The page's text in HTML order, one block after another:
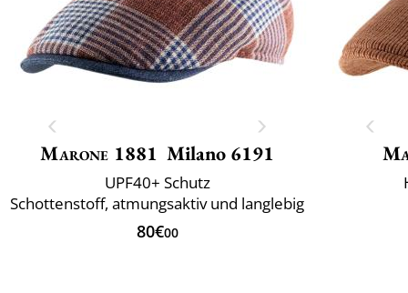
Marone 1881 Milano 6191
UPF40+ Schutz
Schottenstoff, atmungsaktiv und langlebig
80€00